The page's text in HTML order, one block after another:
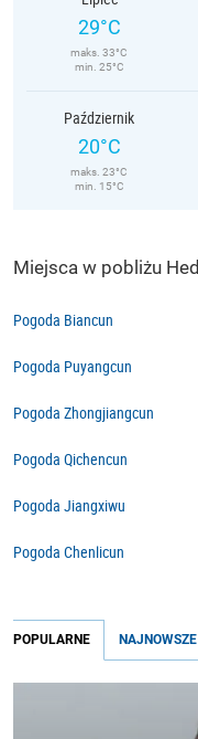
29°C
maks. 33°C
min. 25°C
Październik
20°C
maks. 23°C
min. 15°C
Miejsca w pobliżu
Pogoda Biancun
Pogoda Puyangcun
Pogoda Zhongjiangcun
Pogoda Qichencun
Pogoda Jiangxiwu
Pogoda Chenlicun
POPULARNE NAJNOWSZE